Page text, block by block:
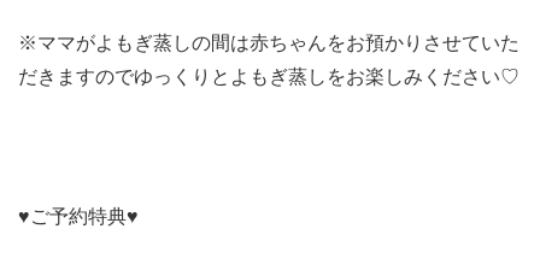
※ママがよもぎ蒸しの間は赤ちゃんをお預かりさせていた
だきますのでゆっくりとよもぎ蒸しをお楽しみください♡
♥ご予約特典♥